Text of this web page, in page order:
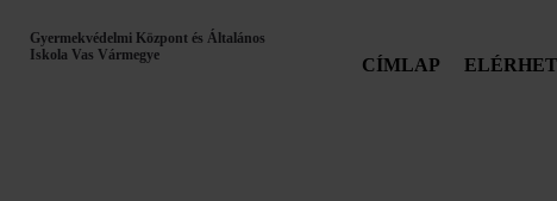
Gyermekvédelmi Központ és Általános
Iskola Vas Vármegye
CÍMLAP